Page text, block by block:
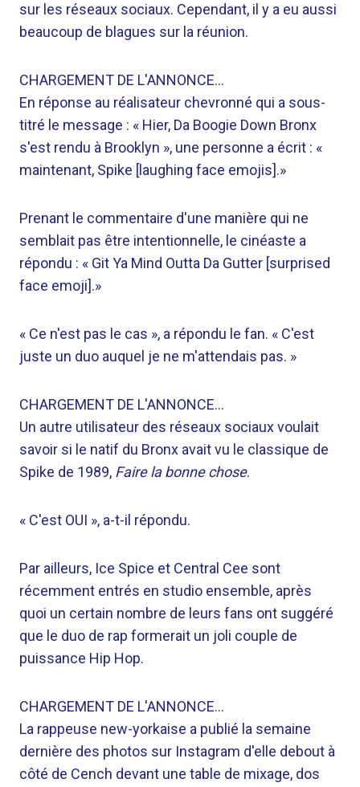
sur les réseaux sociaux. Cependant, il y a eu aussi
beaucoup de blagues sur la réunion.
CHARGEMENT DE L'ANNONCE…
En réponse au réalisateur chevronné qui a sous-
titré le message : « Hier, Da Boogie Down Bronx
s'est rendu à Brooklyn », une personne a écrit : «
maintenant, Spike [laughing face emojis].»
Prenant le commentaire d'une manière qui ne
semblait pas être intentionnelle, le cinéaste a
répondu : « Git Ya Mind Outta Da Gutter [surprised
face emoji].»
« Ce n'est pas le cas », a répondu le fan. « C'est
juste un duo auquel je ne m'attendais pas. »
CHARGEMENT DE L'ANNONCE…
Un autre utilisateur des réseaux sociaux voulait
savoir si le natif du Bronx avait vu le classique de
Spike de 1989, Faire la bonne chose.
« C'est OUI », a-t-il répondu.
Par ailleurs, Ice Spice et Central Cee sont
récemment entrés en studio ensemble, après
quoi un certain nombre de leurs fans ont suggéré
que le duo de rap formerait un joli couple de
puissance Hip Hop.
CHARGEMENT DE L'ANNONCE…
La rappeuse new-yorkaise a publié la semaine
dernière des photos sur Instagram d'elle debout à
côté de Cench devant une table de mixage, dos